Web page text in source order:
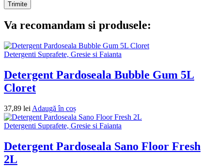
Va recomandam si produsele:
Detergenti Suprafete, Gresie si Faianta
Detergent Pardoseala Bubble Gum 5L
Cloret
37,89 lei Adaugă în coș
Detergenti Suprafete, Gresie si Faianta
Detergent Pardoseala Sano Floor Fresh
2L